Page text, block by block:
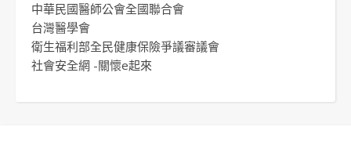
中華民國醫師公會全國聯合會
台灣醫學會
衛生福利部全民健康保險爭議審議會
社會安全網 -關懷e起來